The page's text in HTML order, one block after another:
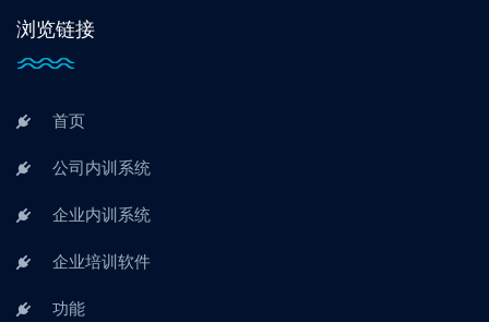
浏览链接
首页
公司内训系统
企业内训系统
企业培训软件
功能